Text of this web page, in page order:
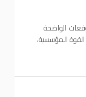
الواضحة
المؤسسية،